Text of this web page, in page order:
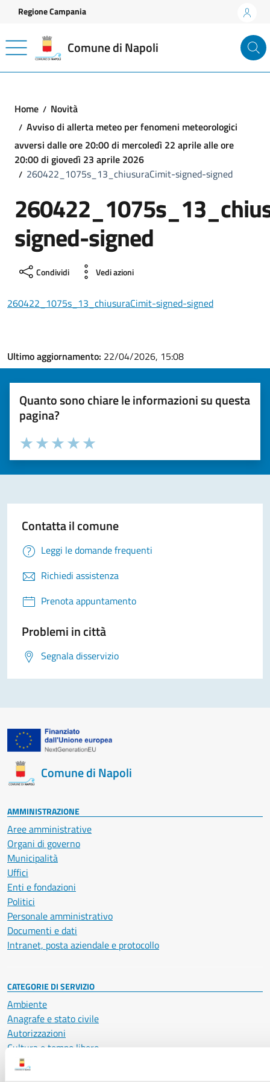
Vai ai contenuti
Vai al footer
Regione Campania
Comune di Napoli
Home
Novità
Avviso di allerta meteo per fenomeni meteorologici
avversi dalle ore 20:00 di mercoledì 22 aprile alle ore
20:00 di giovedì 23 aprile 2026
260422_1075s_13_chiusuraCimit-signed-signed
signed-signed
Condividi Vedi azioni
260422_1075s_13_chiusuraCimit-signed-signed
Ultimo aggiornamento: 22/04/2026, 15:08
Quanto sono chiare le informazioni su questa
pagina?
Valuta la chiarezza delle informazioni (da 1 a 5 stelle)
Seleziona il numero di stelle per valutare la chiarezza delle
Valuta 5 stelle su 5
Valuta 4 stelle su 5
Valuta 3 stelle su 5
Valuta 2 stelle su 5
Valuta 1 stelle su 5
Contatta il comune
Leggi le domande frequenti
Richiedi assistenza
Prenota appuntamento
Problemi in città
Segnala disservizio
Comune di Napoli
AMMINISTRAZIONE
Aree amministrative
Organi di governo
Municipalità
Uffici
Enti e fondazioni
Politici
Personale amministrativo
Documenti e dati
Intranet, posta aziendale e protocollo
CATEGORIE DI SERVIZIO
Ambiente
Anagrafe e stato civile
Autorizzazioni
Cultura e tempo libero
Documenti e certificati